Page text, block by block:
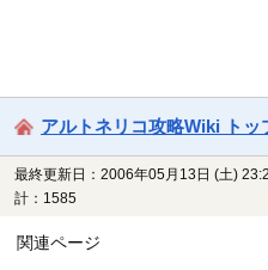
アルトネリコ攻略Wiki トッ
最終更新日：2006年05月13日 (土)
計：1585
関連ページ